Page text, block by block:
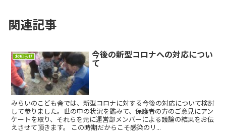
関連記事
お知らせ 今後の新型コロナへの対応につい
て
みらいのこども舎では、新型コロナに対する今後の対応について検討
して参りました。世の中の状況を鑑みて、保護者の方のご意見にアン
ケートを取り、それらを元に運営部メンバーによる議論の結果をお伝
えさせて頂きます。 この時期だからこそ感染のリ...